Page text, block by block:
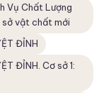
Vụ Chất Lượng
sở vật chất mới
ĐỈNH
ĐỈNH. Cơ sở 1: